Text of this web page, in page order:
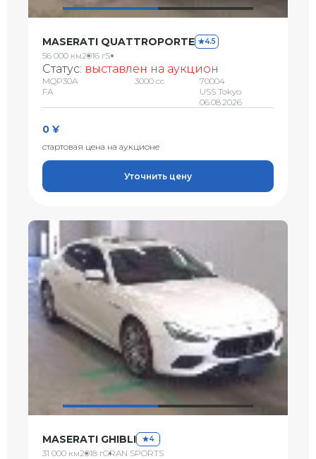
MASERATI QUATTROPORTE 4.5
56 000 км2016 гS
Статус: выставлен на аукцион
MQP30A
FA
3000 сс
70004
USS Tokyo
06.08.2026
0 ¥
стартовая цена на аукционе
Уточнить цену
MASERATI GHIBLI 4
31 000 км2018 гGRAN SPORTS